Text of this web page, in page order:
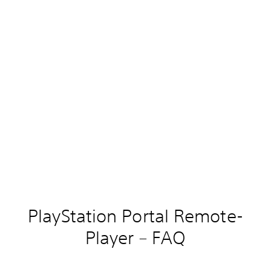
PlayStation Portal Remote-
Player – FAQ